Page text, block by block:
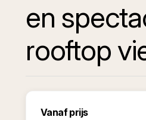
en
rooftop
Vanaf prijs